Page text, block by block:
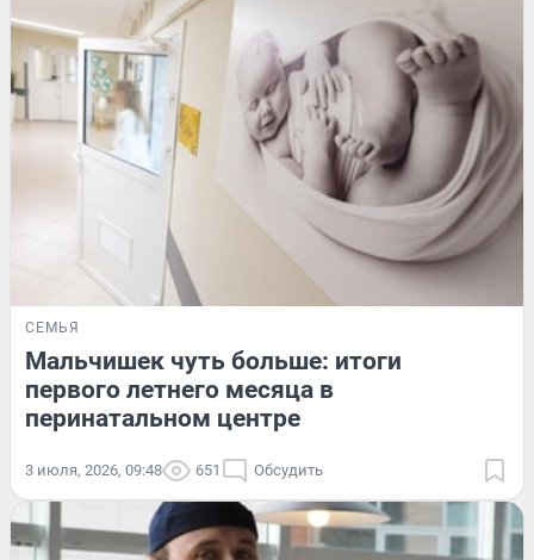
СЕМЬЯ
Мальчишек чуть больше: итоги
первого летнего месяца в
перинатальном центре
3 июля, 2026, 09:48 651 Обсудить